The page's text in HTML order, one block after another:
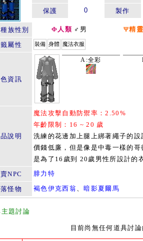
保護 0 製作
族性別 Φ人類 ♂男 Ψ精靈
屬性 裝備 身體 魔法衣服
資訊
A:全彩
說明
魔法攻擊自動防禦率：2.50%
年齡限制：16 ~ 20 歲
洗練的花邊加上腿上綁著繩子的設
價錢低廉，但是像是中毒一樣的
是為了16歲到 20歲男性所設計的
NPC
腓力特
怪物 褐色伊克西翁 、暗影夏爾馬
題討論
目前尚無任何道具討